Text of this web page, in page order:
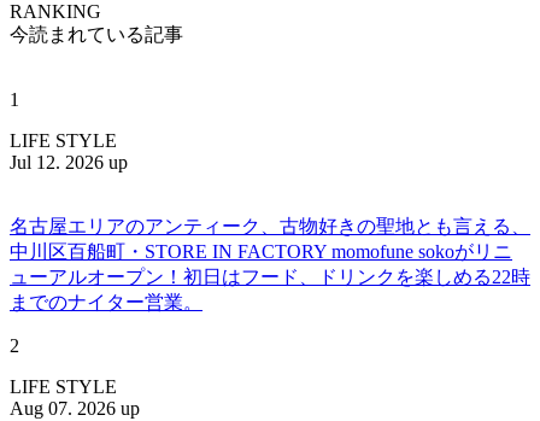
RANKING
今読まれている記事
1
LIFE STYLE
Jul 12. 2026 up
名古屋エリアのアンティーク、古物好きの聖地とも言える、
中川区百船町・STORE IN FACTORY momofune sokoがリニ
ューアルオープン！初日はフード、ドリンクを楽しめる22時
までのナイター営業。
2
LIFE STYLE
Aug 07. 2026 up